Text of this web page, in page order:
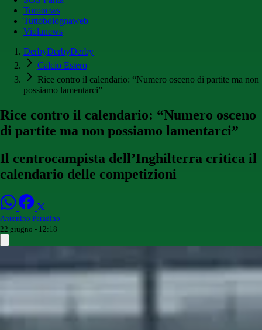
Toronews
Tuttobolognaweb
Violanews
DerbyDerbyDerby
Calcio Estero
Rice contro il calendario: “Numero osceno di partite ma non
possiamo lamentarci”
Rice contro il calendario: “Numero osceno
di partite ma non possiamo lamentarci”
Il centrocampista dell’Inghilterra critica il
calendario delle competizioni
Antonino Paradino
22 giugno - 12:18